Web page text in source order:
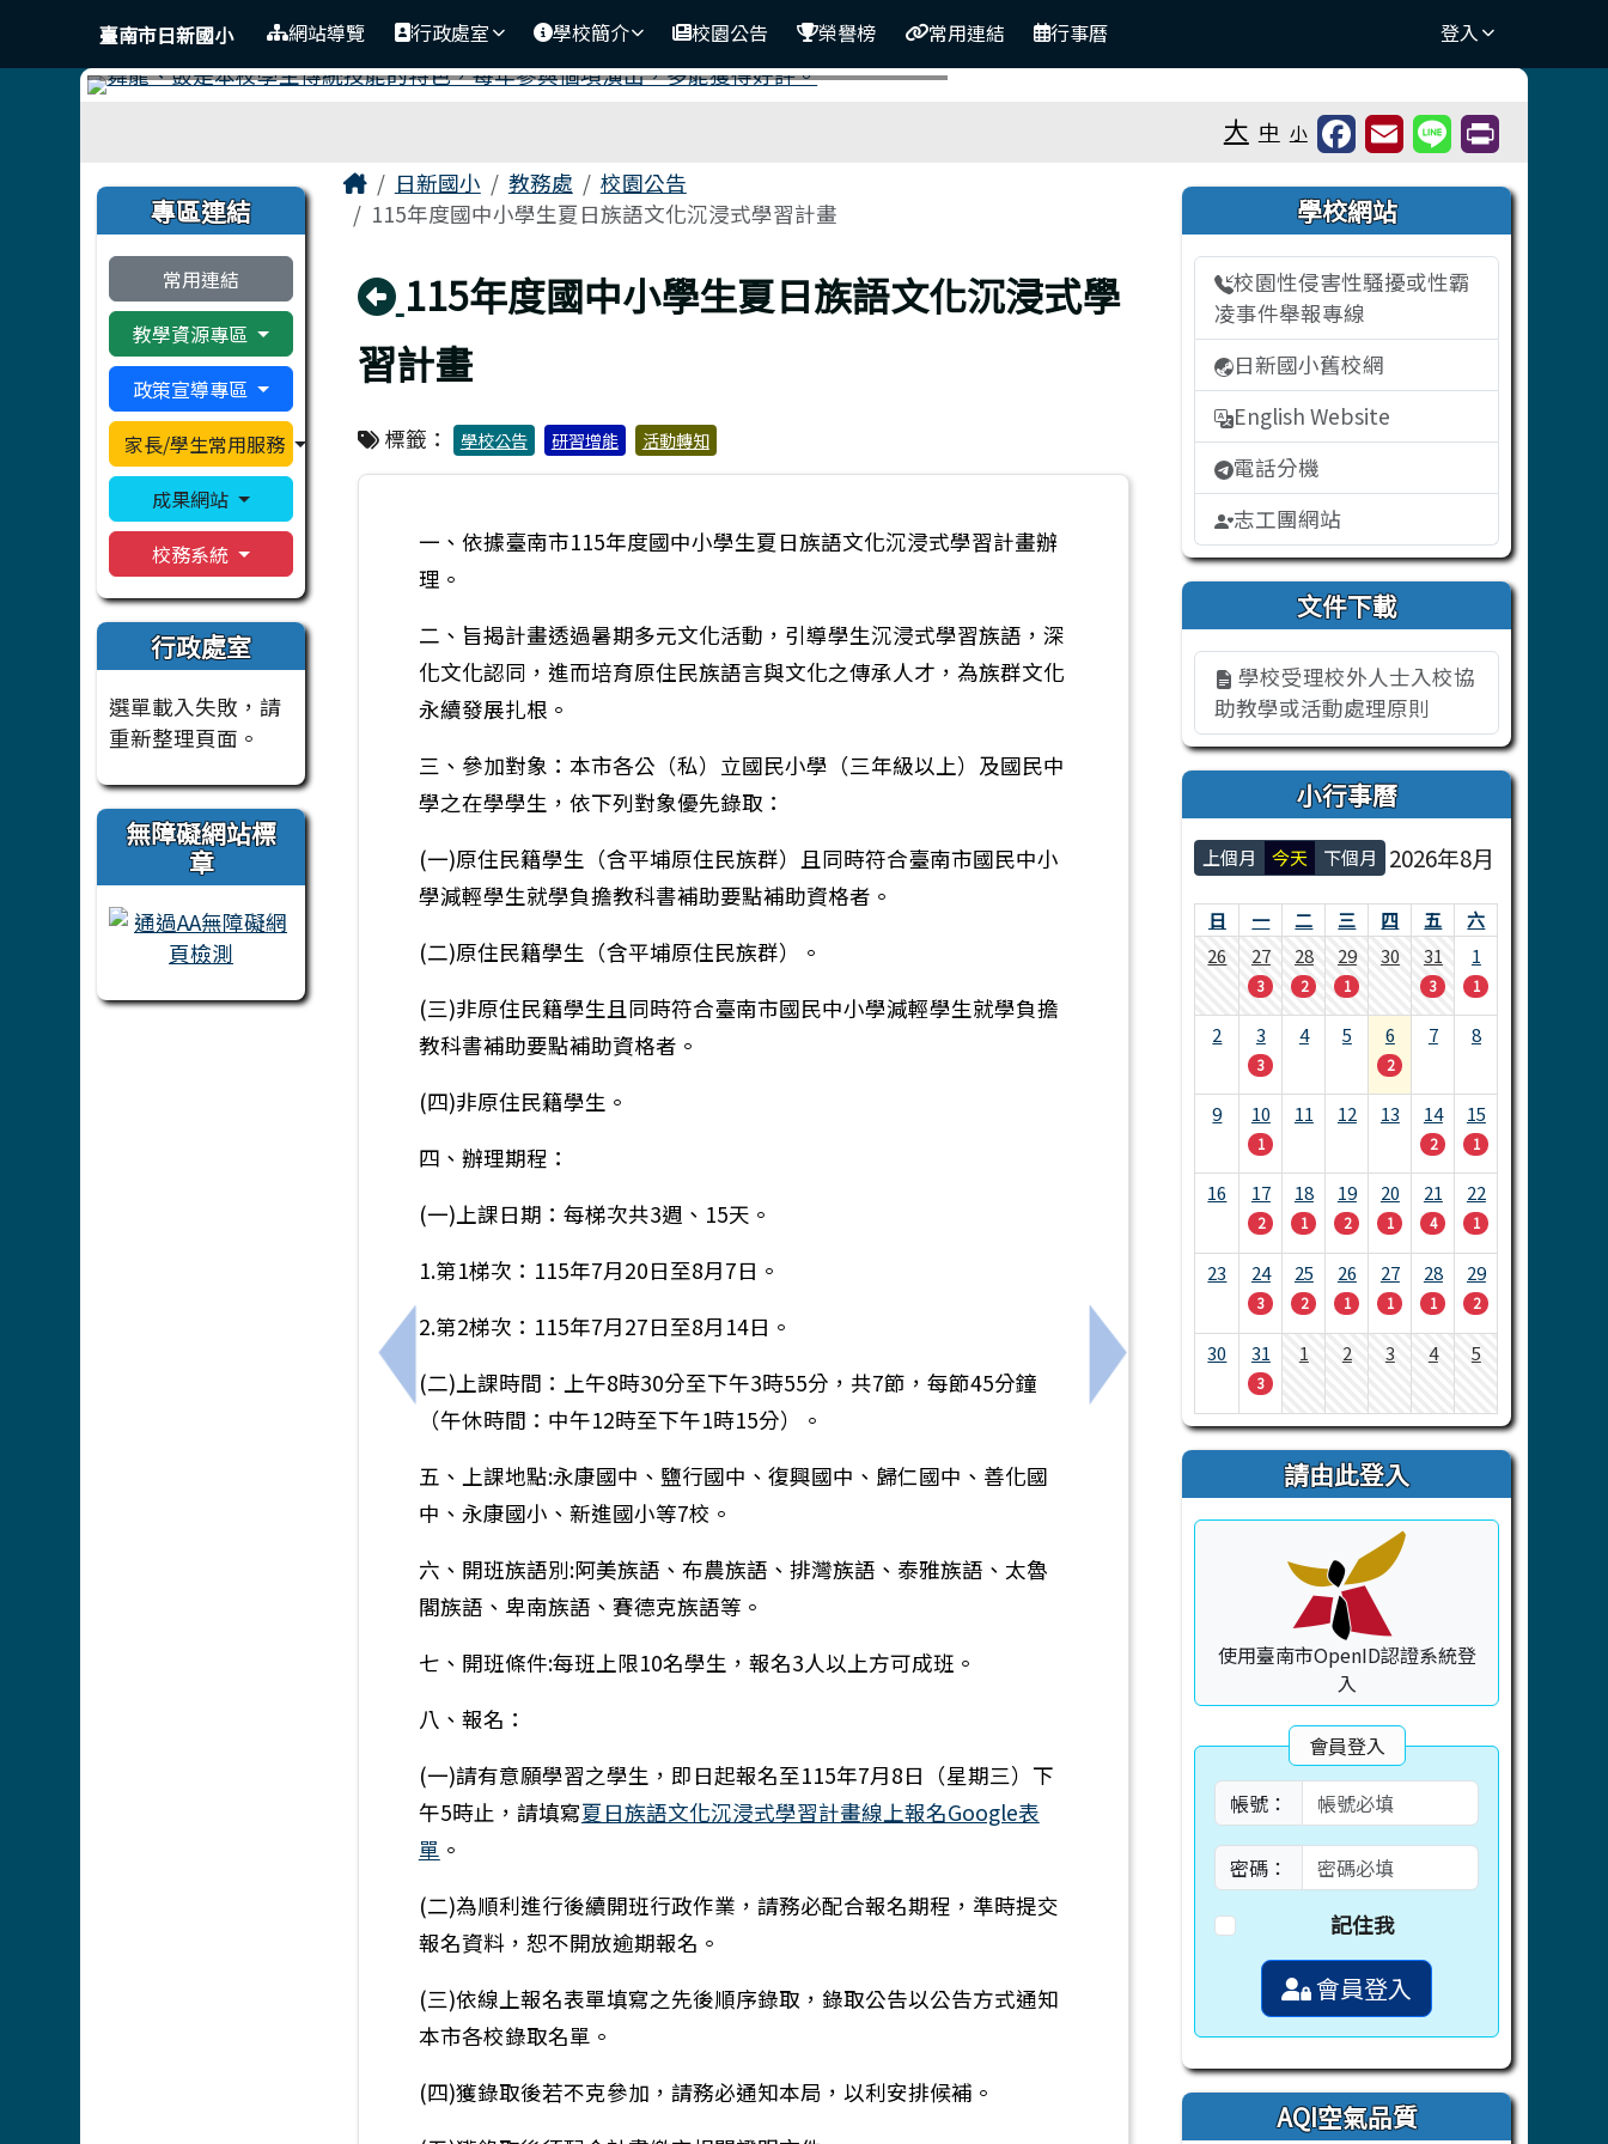
臺南市日新國小
導覽列臺南市日新國小 網站導覽 行政處室 學校簡介 校園公告 榮譽榜 常用連結 行事曆 登入
⏸
大 中 小
左邊區域內容
專區連結
常用連結
教學資源專區
政策宣導專區
家長/學生常用服務
成果網站
校務系統
行政處室
選單載入失敗，請
重新整理頁面。
無障礙網站標
章
主內容區域
Home日新國小 教務處
校園公告
115年度國中小學生夏日族語文化沉浸式學習計畫
回上頁
115年度國中小學生夏日族語文化沉浸式學
習計畫
標籤： 學校公告 研習增能 活動轉知
上一筆：臺南市教育局數位學習推動辦公室115學年度數位學習長期代理教師第一次甄選結果暨第二次公告
一、依據臺南市115年度國中小學生夏日族語文化沉浸式學習計畫辦
理。
二、旨揭計畫透過暑期多元文化活動，引導學生沉浸式學習族語，深
化文化認同，進而培育原住民族語言與文化之傳承人才，為族群文化
永續發展扎根。
三、參加對象：本市各公（私）立國民小學（三年級以上）及國民中
學之在學學生，依下列對象優先錄取：
(一)原住民籍學生（含平埔原住民族群）且同時符合臺南市國民中小
學減輕學生就學負擔教科書補助要點補助資格者。
(二)原住民籍學生（含平埔原住民族群）。
(三)非原住民籍學生且同時符合臺南市國民中小學減輕學生就學負擔
教科書補助要點補助資格者。
(四)非原住民籍學生。
四、辦理期程：
(一)上課日期：每梯次共3週、15天。
1.第1梯次：115年7月20日至8月7日。
2.第2梯次：115年7月27日至8月14日。
(二)上課時間：上午8時30分至下午3時55分，共7節，每節45分鐘
（午休時間：中午12時至下午1時15分）。
五、上課地點:永康國中、鹽行國中、復興國中、歸仁國中、善化國
中、永康國小、新進國小等7校。
六、開班族語別:阿美族語、布農族語、排灣族語、泰雅族語、太魯
閣族語、卑南族語、賽德克族語等。
七、開班條件:每班上限10名學生，報名3人以上方可成班。
八、報名：
(一)請有意願學習之學生，即日起報名至115年7月8日（星期三）下
午5時止，請填寫夏日族語文化沉浸式學習計畫線上報名Google表
單 。
(二)為順利進行後續開班行政作業，請務必配合報名期程，準時提交
報名資料，恕不開放逾期報名。
(三)依線上報名表單填寫之先後順序錄取，錄取公告以公告方式通知
本市各校錄取名單。
(四)獲錄取後若不克參加，請務必通知本局，以利安排候補。
下一筆：115年度國中小學生夏日族語文化沉浸式學
右邊區域內容
學校網站
校園性侵害性騷擾或性霸
凌事件舉報專線
日新國小舊校網
English Website
電話分機
志工團網站
文件下載
學校受理校外人士入校協
助教學或活動處理原則
小行事曆
上個月 今天 下個月 2026年8月
日 一 二 三 四 五
六
26
27
3
28
2
29
1
30 31
3
1
1
2 3
3
4 5 6
2
7 8
9 10
1
11 12 13 14
2
15
1
16 17
2
18
1
19
2
20
1
21
4
22
1
23 24
3
25
2
26
1
27
1
28
1
29
2
30 31
3
1 2 3 4 5
請由此登入
使用臺南市OpenID認證系統登
入
會員登入
帳號：
密碼：
記住我
會員登入
AQI空氣品質
頁尾區域